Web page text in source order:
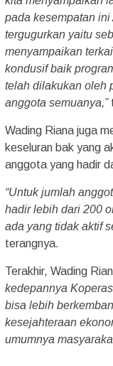
pada kesempatan
tergugurkan yaitu
menyampaikan
kondusif baik
telah dilakukan oleh
anggota semuanya,”
Wading Riana juga
keseluran bak yang
anggota yang hadir
“Untuk jumlah
hadir lebih dari 200
ada yang tidak aktif
terangnya.
Terakhir, Wading
kedepannya
bisa lebih
kesejahteraan
umumnya